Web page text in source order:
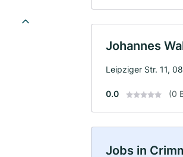
Johannes
Leipziger Str. 11,
0.0 (0
Jobs in